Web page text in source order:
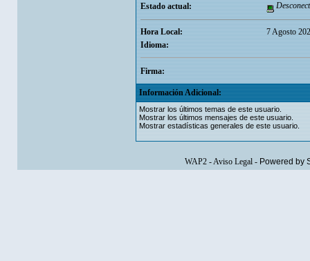
Estado actual:
Hora Local:
7 Agosto
Idioma:
Firma:
Información Adicional:
Mostrar los últimos temas de este usuario.
Mostrar los últimos mensajes de este usuario.
Mostrar estadísticas generales de este usuario.
WAP2-Aviso Legal- Powered by